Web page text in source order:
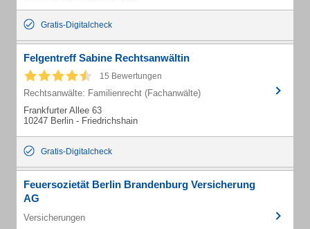
Gratis-Digitalcheck
Felgentreff Sabine Rechtsanwältin
15 Bewertungen
Rechtsanwälte: Familienrecht (Fachanwälte)
Frankfurter Allee 63
10247 Berlin - Friedrichshain
Gratis-Digitalcheck
Feuersozietät Berlin Brandenburg Versicherung
AG
Versicherungen